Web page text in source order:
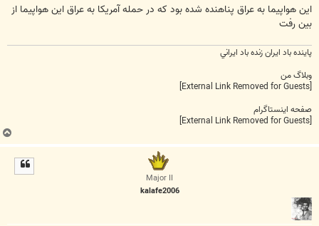
این هواپیما به عراق پناهنده شده بود که در حمله آمریکا به عراق این هواپیما از
بین رفت
پاينده باد ايران زنده باد ايراني
وبلاگ من
[External Link Removed for Guests]
صفحه اینستاگرام
[External Link Removed for Guests]
Major II
kalafe2006